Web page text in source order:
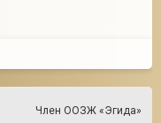
Член ООЗЖ «Эгида»